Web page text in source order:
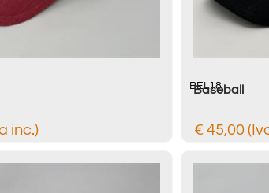
inc.)
BEL18
Baseball
€ 45,00